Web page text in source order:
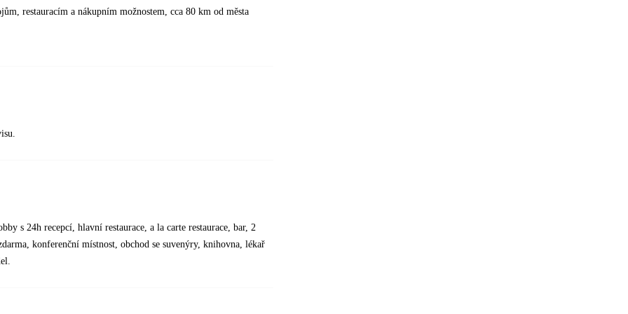
restauracím a nákupním možnostem, cca 80 km od města
s 24h recepcí, hlavní restaurace, a la carte restaurace, bar, 2
konferenční místnost, obchod se suvenýry, knihovna, lékař